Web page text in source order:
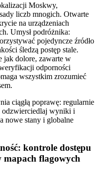
Moskwy,
liczb mnogich. Otwarte
na urządzeniach
Umysł podróżnika:
pojedyncze źródło
śledzą postęp stale.
jak dolore, zawarte w
odporności
wszystkim zrozumieć
ciągłą poprawę: regularnie
wyniki i
nowe stany i globalne
kontrole dostępu
mapach flagowych